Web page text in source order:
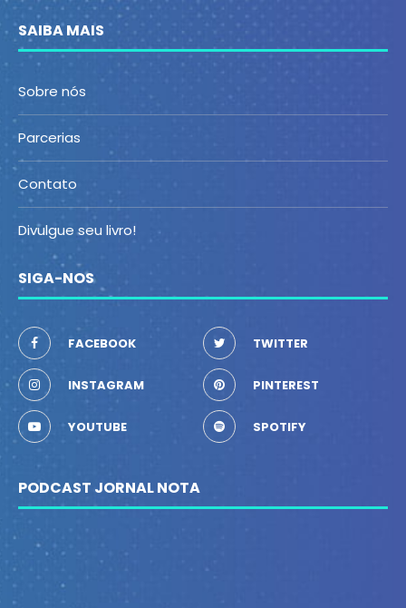
SAIBA MAIS
Sobre nós
Parcerias
Contato
Divulgue seu livro!
SIGA-NOS
FACEBOOK TWITTER
INSTAGRAM PINTEREST
YOUTUBE SPOTIFY
PODCAST JORNAL NOTA